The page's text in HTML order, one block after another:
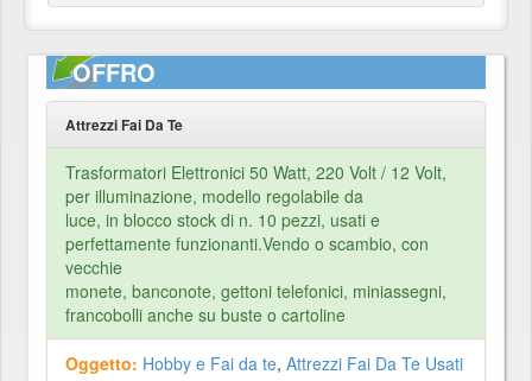
OFFRO
Attrezzi Fai Da Te
Trasformatori Elettronici 50 Watt, 220 Volt / 12 Volt,
per illuminazione, modello regolabile da
luce, in blocco stock di n. 10 pezzi, usati e
perfettamente funzionanti.Vendo o scambio, con
vecchie
monete, banconote, gettoni telefonici, miniassegni,
francobolli anche su buste o cartoline
Oggetto: Hobby e Fai da te, Attrezzi Fai Da Te Usati